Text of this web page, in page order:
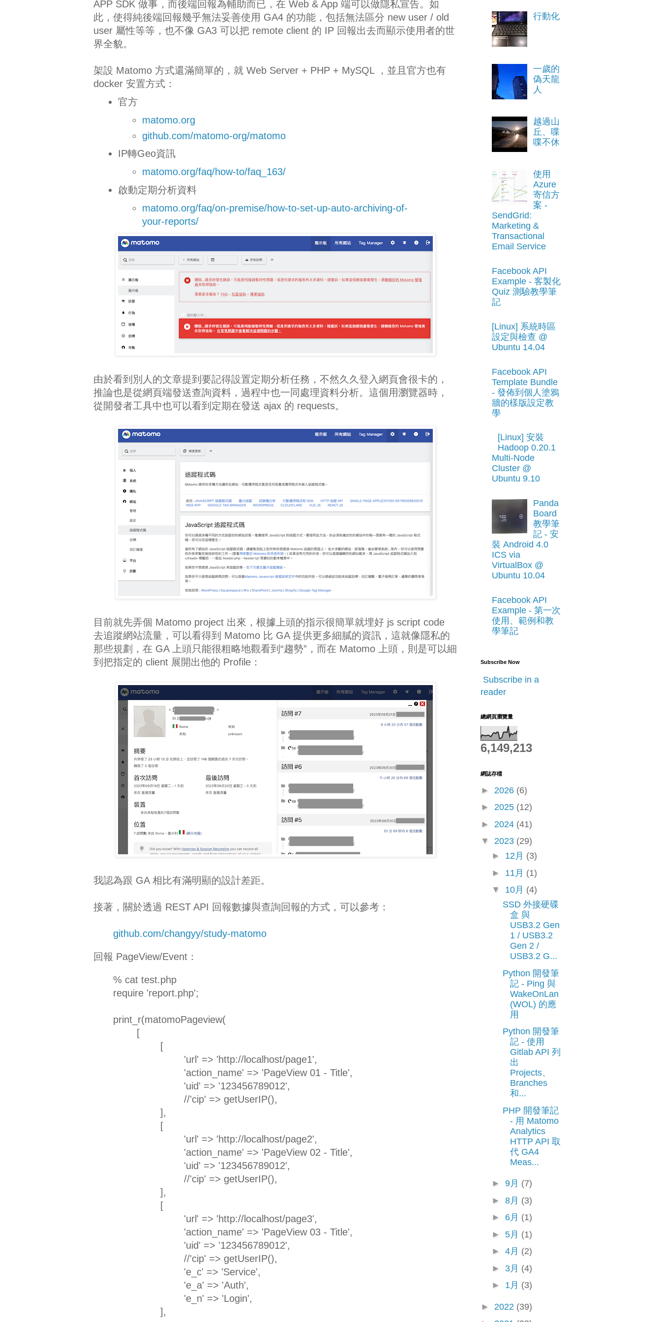
APP SDK 做事，而後端回報為輔助而已，在 Web & App 端可以做隱私宣告。如
此，使得純後端回報幾乎無法妥善使用 GA4 的功能，包括無法區分 new user / old
user 屬性等等，也不像 GA3 可以把 remote client 的 IP 回報出去而顯示使用者的世
界全貌。
架設 Matomo 方式還滿簡單的，就 Web Server + PHP + MySQL ，並且官方也有
docker 安置方式：
官方
matomo.org
github.com/matomo-org/matomo
IP轉Geo資訊
matomo.org/faq/how-to/faq_163/
啟動定期分析資料
matomo.org/faq/on-premise/how-to-set-up-auto-archiving-of-
your-reports/
由於看到別人的文章提到要記得設置定期分析任務，不然久久登入網頁會很卡的，
推論也是從網頁端發送查詢資料，過程中也一同處理資料分析。這個用瀏覽器時，
從開發者工具中也可以看到定期在發送 ajax 的 requests。
目前就先弄個 Matomo project 出來，根據上頭的指示很簡單就埋好 js script code
去追蹤網站流量，可以看得到 Matomo 比 GA 提供更多細膩的資訊，這就像隱私的
那些規劃，在 GA 上頭只能很粗略地觀看到“趨勢”，而在 Matomo 上頭，則是可以細
到把指定的 client 展開出他的 Profile：
我認為跟 GA 相比有滿明顯的設計差距。
接著，關於透過 REST API 回報數據與查詢回報的方式，可以參考：
github.com/changyy/study-matomo
回報 PageView/Event：
% cat test.php
require 'report.php';
print_r(matomoPageview(
[
[
'url' => 'http://localhost/page1',
'action_name' => 'PageView 01 - Title',
'uid' => '123456789012',
//'cip' => getUserIP(),
],
[
'url' => 'http://localhost/page2',
'action_name' => 'PageView 02 - Title',
'uid' => '123456789012',
//'cip' => getUserIP(),
],
[
'url' => 'http://localhost/page3',
'action_name' => 'PageView 03 - Title',
'uid' => '123456789012',
//'cip' => getUserIP(),
'e_c' => 'Service',
'e_a' => 'Auth',
'e_n' => 'Login',
],
行動化
一歲的
偽天龍
人
越過山
丘、喋
喋不休
使用
Azure
寄信方
案 -
SendGrid:
Marketing &
Transactional
Email Service
Facebook API
Example - 客製化
Quiz 測驗教學筆
記
[Linux] 系統時區
設定與檢查 @
Ubuntu 14.04
Facebook API
Template Bundle
- 發佈到個人塗鴉
牆的樣版設定教
學
[Linux] 安裝
Hadoop 0.20.1
Multi-Node
Cluster @
Ubuntu 9.10
Panda
Board
教學筆
記 - 安
裝 Android 4.0
ICS via
VirtualBox @
Ubuntu 10.04
Facebook API
Example - 第一次
使用、範例和教
學筆記
Subscribe Now
Subscribe in a
reader
總網頁瀏覽量
6,149,213
網誌存檔
► 2026 (6)
► 2025 (12)
► 2024 (41)
▼ 2023 (29)
► 12月 (3)
► 11月 (1)
▼ 10月 (4)
SSD 外接硬碟
盒 與
USB3.2 Gen
1 / USB3.2
Gen 2 /
USB3.2 G...
Python 開發筆
記 - Ping 與
WakeOnLan
(WOL) 的應
用
Python 開發筆
記 - 使用
Gitlab API 列
出
Projects、
Branches
和...
PHP 開發筆記
- 用 Matomo
Analytics
HTTP API 取
代 GA4
Meas...
► 9月 (7)
► 8月 (3)
► 6月 (1)
► 5月 (1)
► 4月 (2)
► 3月 (4)
► 1月 (3)
► 2022 (39)